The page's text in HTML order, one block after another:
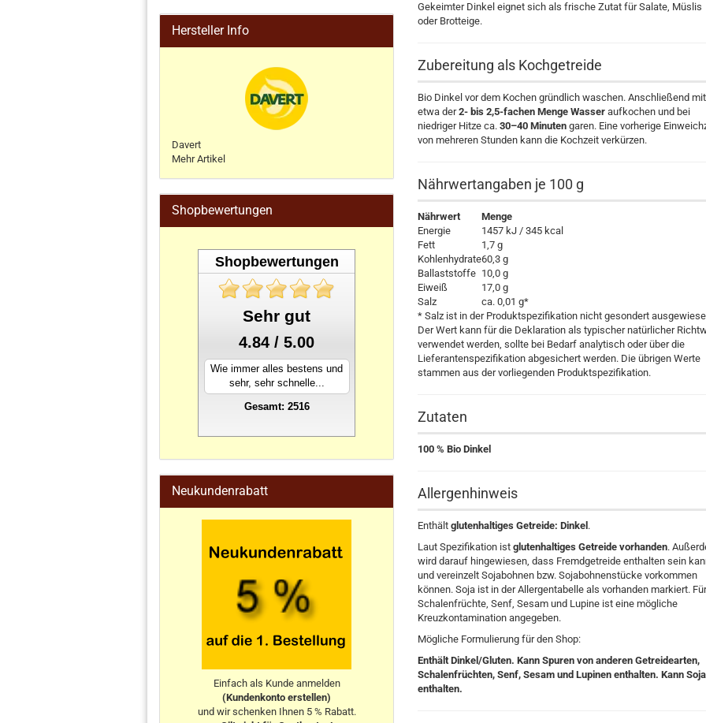
Gekeimter Dinkel eignet sich als frische Zutat für Salate, Müslis
oder Brotteige.
Zubereitung als Kochgetreide
Bio Dinkel vor dem Kochen gründlich waschen. Anschließend mit
etwa der2- bis 2,5-fachen Menge Wasser aufkochen und bei
niedriger Hitze ca.30–40 Minuten garen. Eine vorherige
von mehreren Stunden kann die Kochzeit verkürzen.
Nährwertangaben je 100 g
Nährwert
Menge
Energie
1457 kJ / 345 kcal
Fett
1,7 g
Kohlenhydrate60,3 g
Ballaststoffe 10,0 g
Eiweiß
17,0 g
Salz
ca. 0,01 g*
* Salz ist in der Produktspezifikation nicht gesondert
Der Wert kann für die Deklaration als typischer natürlicher
verwendet werden, sollte bei Bedarf analytisch oder über die
Lieferantenspezifikation abgesichert werden. Die übrigen Werte
stammen aus der vorliegenden Produktspezifikation.
Zutaten
100 % Bio Dinkel
Allergenhinweis
Enthältglutenhaltiges Getreide: Dinkel .
Laut Spezifikation istglutenhaltiges Getreide vorhanden.
wird darauf hingewiesen, dass Fremdgetreide enthalten sein
und vereinzelt Sojabohnen bzw. Sojabohnenstücke vorkommen
können. Soja ist in der Allergentabelle als vorhanden markiert.
Schalenfrüchte, Senf, Sesam und Lupine ist eine mögliche
Kreuzkontamination angegeben.
Mögliche Formulierung für den Shop:
Enthält Dinkel/Gluten. Kann Spuren von anderen Getreidearten,
Schalenfrüchten, Senf, Sesam und Lupinen enthalten. Kann Soja
enthalten.
Hersteller Info
Davert
Mehr Artikel
Shopbewertungen
Shopbewertungen
Sehr gut
4.84 / 5.00
Wie immer alles bestens und
sehr, sehr schnelle...
Gesamt: 2516
Neukundenrabatt
Einfach als Kunde anmelden
(Kundenkonto erstellen)
und wir schenken Ihnen 5 % Rabatt.